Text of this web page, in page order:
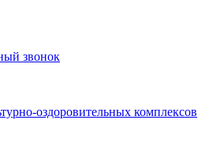
звонок
оздоровительных комплексов